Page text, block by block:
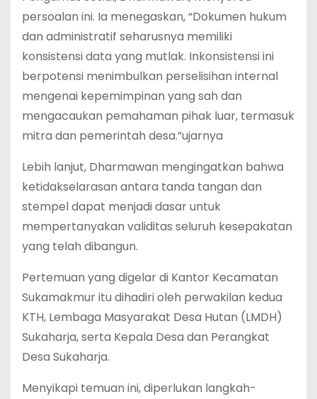
persoalan ini. Ia menegaskan, “Dokumen hukum
dan administratif seharusnya memiliki
konsistensi data yang mutlak. Inkonsistensi ini
berpotensi menimbulkan perselisihan internal
mengenai kepemimpinan yang sah dan
mengacaukan pemahaman pihak luar, termasuk
mitra dan pemerintah desa.”ujarnya
‎Lebih lanjut, Dharmawan mengingatkan bahwa
ketidakselarasan antara tanda tangan dan
stempel dapat menjadi dasar untuk
mempertanyakan validitas seluruh kesepakatan
yang telah dibangun.
‎Pertemuan yang digelar di Kantor Kecamatan
Sukamakmur itu dihadiri oleh perwakilan kedua
KTH, Lembaga Masyarakat Desa Hutan (LMDH)
Sukaharja, serta Kepala Desa dan Perangkat
Desa Sukaharja.
‎Menyikapi temuan ini, diperlukan langkah-